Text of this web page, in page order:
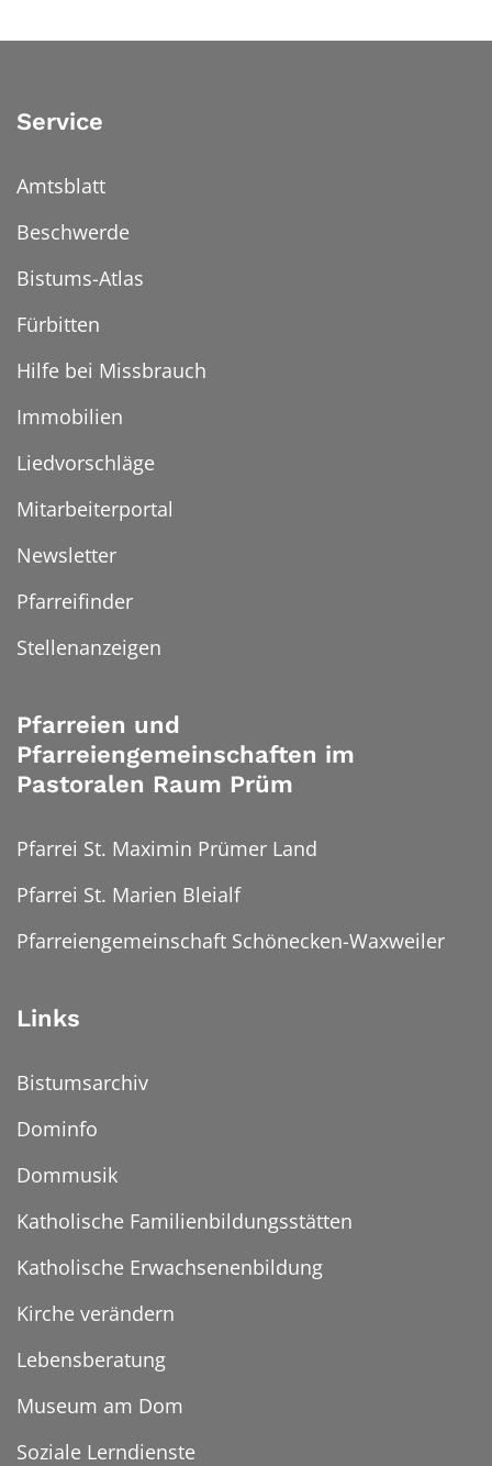
Service
Amtsblatt
Beschwerde
Bistums-Atlas
Fürbitten
Hilfe bei Missbrauch
Immobilien
Liedvorschläge
Mitarbeiterportal
Newsletter
Pfarreifinder
Stellenanzeigen
Pfarreien und
Pfarreiengemeinschaften im
Pastoralen Raum Prüm
Pfarrei St. Maximin Prümer Land
Pfarrei St. Marien Bleialf
Pfarreiengemeinschaft Schönecken-Waxweiler
Links
Bistumsarchiv
Dominfo
Dommusik
Katholische Familienbildungsstätten
Katholische Erwachsenenbildung
Kirche verändern
Lebensberatung
Museum am Dom
Soziale Lerndienste